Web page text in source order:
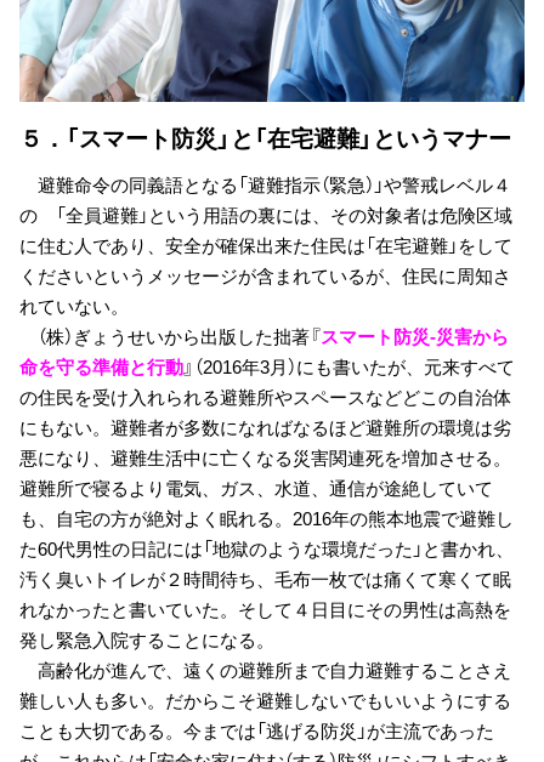
５．「スマート防災」と「在宅避難」というマナー
避難命令の同義語となる「避難指示（緊急）」や警戒レベル４
の 「全員避難」という用語の裏には、その対象者は危険区域
に住む人であり、安全が確保出来た住民は「在宅避難」をして
くださいというメッセージが含まれているが、住民に周知さ
れていない。
（株）ぎょうせいから出版した拙著『スマート防災-災害から
命を守る準備と行動』（2016年3月）にも書いたが、元来すべて
の住民を受け入れられる避難所やスペースなどどこの自治体
にもない。避難者が多数になればなるほど避難所の環境は劣
悪になり、避難生活中に亡くなる災害関連死を増加させる。
避難所で寝るより電気、ガス、水道、通信が途絶していて
も、自宅の方が絶対よく眠れる。2016年の熊本地震で避難し
た60代男性の日記には「地獄のような環境だった」と書かれ、
汚く臭いトイレが２時間待ち、毛布一枚では痛くて寒くて眠
れなかったと書いていた。そして４日目にその男性は高熱を
発し緊急入院することになる。
高齢化が進んで、遠くの避難所まで自力避難することさえ
難しい人も多い。だからこそ避難しないでもいいようにする
ことも大切である。今までは「逃げる防災」が主流であった